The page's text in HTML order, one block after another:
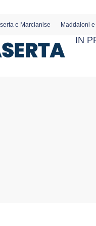
e Marcianise Maddaloni
IN